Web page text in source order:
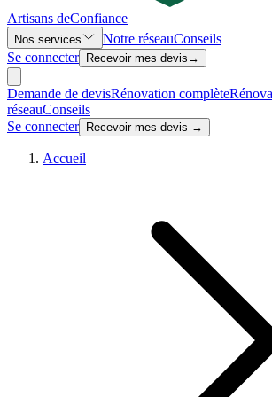
Artisans deConfiance
Nos services Notre réseauConseils
Se connecter
Recevoir mes devis →
Demande de devisRénovation complète
réseauConseils
Se connecter
Recevoir mes devis →
Accueil